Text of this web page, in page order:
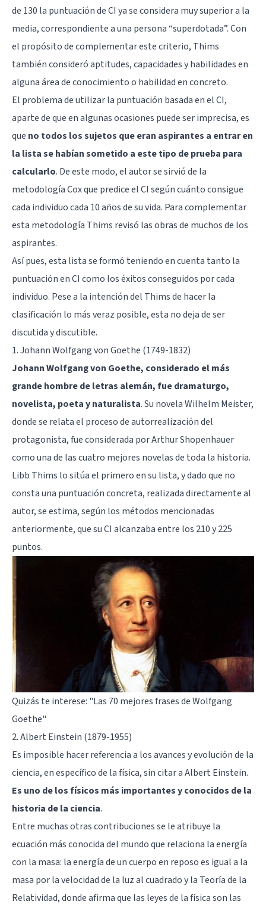
de 130 la puntuación de CI ya se considera muy superior a la
media, correspondiente a una persona “superdotada”. Con
el propósito de complementar este criterio, Thims
también consideró aptitudes, capacidades y habilidades en
alguna área de conocimiento o habilidad en concreto.
El problema de utilizar la puntuación basada en el CI,
aparte de que en algunas ocasiones puede ser imprecisa, es
que no todos los sujetos que eran aspirantes a entrar en
la lista se habían sometido a este tipo de prueba para
calcularlo. De este modo, el autor se sirvió de la
metodología Cox que predice el CI según cuánto consigue
cada individuo cada 10 años de su vida. Para complementar
esta metodología Thims revisó las obras de muchos de los
aspirantes.
Así pues, esta lista se formó teniendo en cuenta tanto la
puntuación en CI como los éxitos conseguidos por cada
individuo. Pese a la intención del Thims de hacer la
clasificación lo más veraz posible, esta no deja de ser
discutida y discutible.
1. Johann Wolfgang von Goethe (1749-1832)
Johann Wolfgang von Goethe, considerado el más
grande hombre de letras alemán, fue dramaturgo,
novelista, poeta y naturalista. Su novela Wilhelm Meister,
donde se relata el proceso de autorrealización del
protagonista, fue considerada por Arthur Shopenhauer
como una de las cuatro mejores novelas de toda la historia.
Libb Thims lo sitúa el primero en su lista, y dado que no
consta una puntuación concreta, realizada directamente al
autor, se estima, según los métodos mencionadas
anteriormente, que su CI alcanzaba entre los 210 y 225
puntos.
Quizás te interese: "Las 70 mejores frases de Wolfgang
Goethe"
2. Albert Einstein (1879-1955)
Es imposible hacer referencia a los avances y evolución de la
ciencia, en específico de la física, sin citar a Albert Einstein.
Es uno de los físicos más importantes y conocidos de la
historia de la ciencia.
Entre muchas otras contribuciones se le atribuye la
ecuación más conocida del mundo que relaciona la energía
con la masa: la energía de un cuerpo en reposo es igual a la
masa por la velocidad de la luz al cuadrado y la Teoría de la
Relatividad, donde afirma que las leyes de la física son las